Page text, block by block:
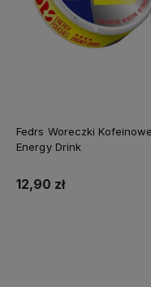
Fedrs Woreczki Kofeinowe
Energy Drink
12,90 zł